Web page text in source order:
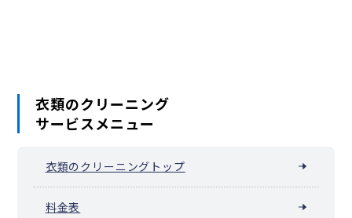
衣類のクリーニング
サービスメニュー
衣類のクリーニングトップ
料金表